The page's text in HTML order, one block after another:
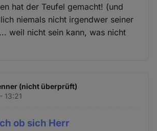
hat der Teufel gemacht! (und
niemals nicht irgendwer seiner
weil nicht sein kann, was nicht
(nicht überprüft)
13:21
ob sich Herr